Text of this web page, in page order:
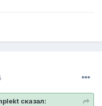
сказал: